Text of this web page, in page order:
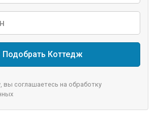
Подобрать Коттедж
вы соглашаетесь на обработку